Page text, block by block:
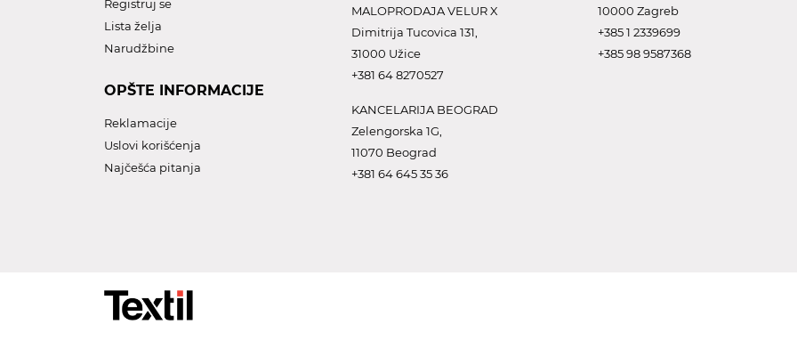
Registruj se
Lista želja
Narudžbine
OPŠTE INFORMACIJE
Reklamacije
Uslovi korišćenja
Najčešća pitanja
MALOPRODAJA VELUR X
Dimitrija Tucovica 131,
31000 Užice
+381 64 8270527
KANCELARIJA BEOGRAD
Zelengorska 1G,
11070 Beograd
+381 64 645 35 36
10000 Zagreb
+385 1 2339699
+385 98 9587368